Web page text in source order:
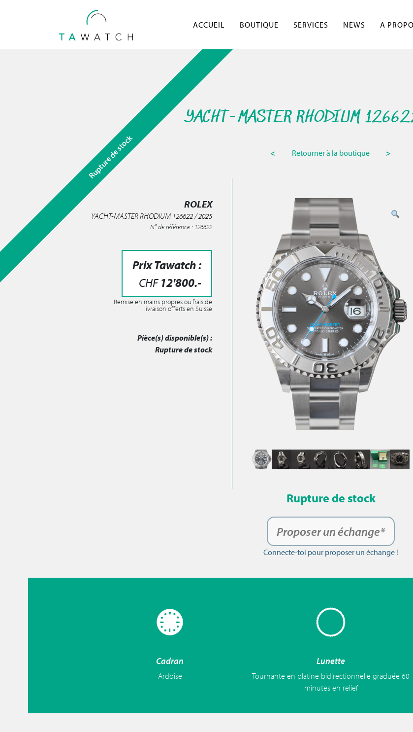
ACCUEIL
BOUTIQUE SERVICES NEWS A
YACHT-MASTER RHODIUM
< Retourner à la boutique >
ROLEX
YACHT-MASTER RHODIUM 126622 / 2025
N° de référence : 126622
Prix Tawatch :
CHF12'800.-
Remise en mains propres ou frais de
livraison offerts en Suisse
Pièce(s) disponible(s) :
Rupture de stock
Rupture de stock
Rupture de stock
Proposer un échange*
Connecte-toi pour proposer un échange !
Cadran
Ardoise
Lunette
Tournante en platine bidirectionnelle graduée 60
minutes en relief